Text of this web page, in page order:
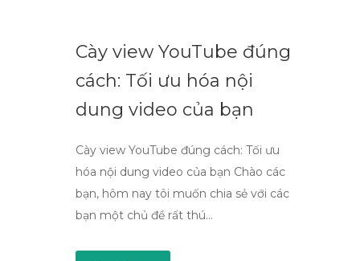
Cày view YouTube đúng
cách: Tối ưu hóa nội
dung video của bạn
Cày view YouTube đúng cách: Tối ưu
hóa nội dung video của bạn Chào các
bạn, hôm nay tôi muốn chia sẻ với các
bạn một chủ đề rất thú…